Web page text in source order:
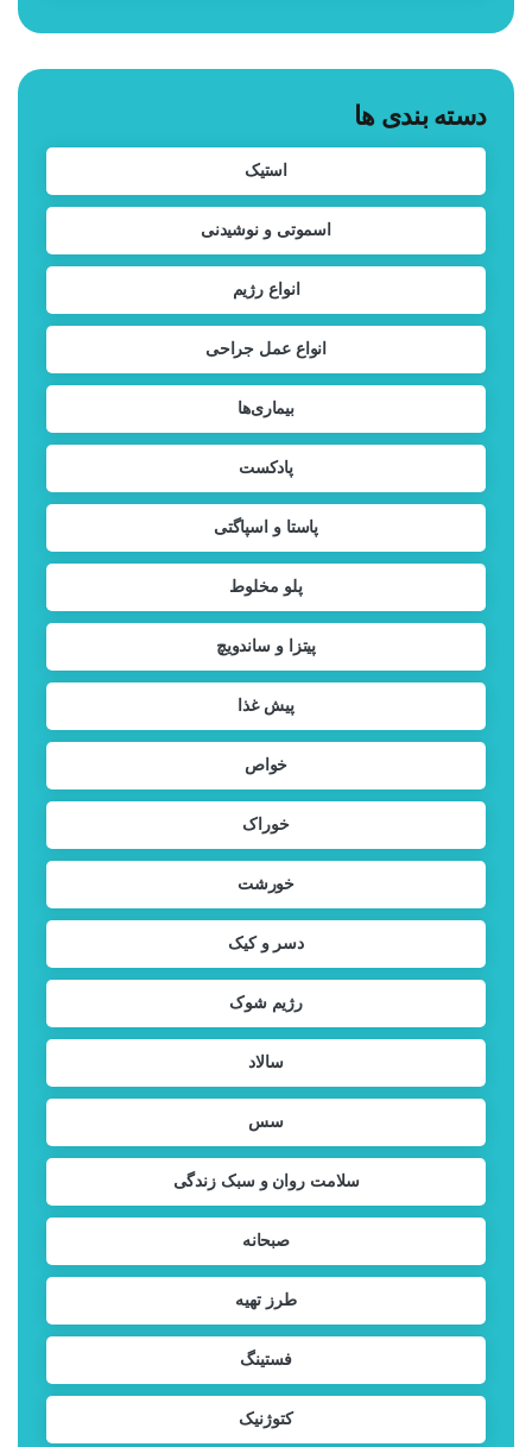
دسته بندی ها
استیک
اسموتی و نوشیدنی
انواع رژیم
انواع عمل جراحی
بیماری‌ها
پادکست
پاستا و اسپاگتی
پلو مخلوط
پیتزا و ساندویچ
پیش غذا
خواص
خوراک
خورشت
دسر و کیک
رژیم شوک
سالاد
سس
سلامت روان و سبک زندگی
صبحانه
طرز تهیه
فستینگ
کتوژنیک